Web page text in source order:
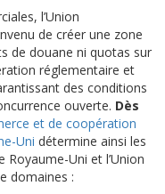
l’Union
de créer une zone
de douane ni quotas sur
réglementaire et
des conditions
ouverte. Dès
et de coopération
Uni détermine ainsi les
Uni et l’Union
domaines :